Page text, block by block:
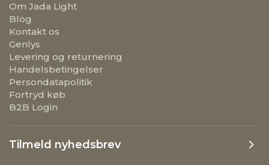
Om Jada Light
Blog
Kontakt os
Genlys
Levering og returnering
Handelsbetingelser
Persondatapolitik
Fortryd køb
B2B Login
Tilmeld nyhedsbrev